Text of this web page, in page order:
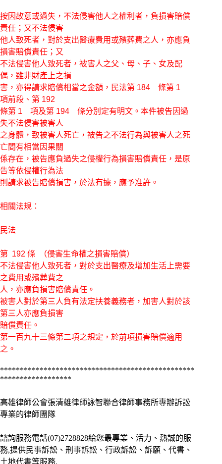
按因故意或過失，不法侵害他人之權利者，負損害賠償
責任；又不法侵害
他人致死者，對於支出醫療費用或殯葬費之人，亦應負
損害賠償責任；又
不法侵害他人致死者，被害人之父、母、子、女及配
偶，雖非財產上之損
害，亦得請求賠償相當之金額，民法第 184 條第 1
項前段、第 192
條第 1 項及第 194 條分別定有明文。本件被告因過
失不法侵害被害人
之身體，致被害人死亡，被告之不法行為與被害人之死
亡間有相當因果關
係存在，被告應負過失之侵權行為損害賠償責任，是原
告等依侵權行為法
則請求被告賠償損害，於法有據，應予准許。
相關法規：
民法
第 192 條 （侵害生命權之損害賠償）
不法侵害他人致死者，對於支出醫療及增加生活上需要
之費用或殯葬費之
人，亦應負損害賠償責任。
被害人對於第三人負有法定扶養義務者，加害人對於該
第三人亦應負損害
賠償責任。
第一百九十三條第二項之規定，於前項損害賠償適用
之。
*************************************************
******************
高雄律師公會張清雄律師詠智聯合律師事務所專辦訴訟
專業的律師團隊
諮詢服務電話(07)2728828給您最專業、活力、熱誠的服
務,提供民事訴訟、刑事訴訟、行政訴訟、訴願、代書、
土地代書等服務.